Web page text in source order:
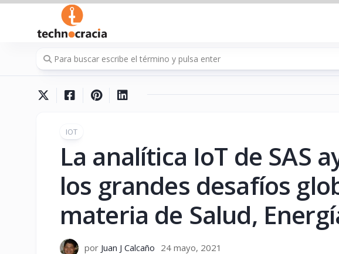
Saltar
contenido
IOT
La analítica IoT de SAS
los grandes desafíos
materia de Salud,
por Juan J Calcaño 24 mayo, 2021